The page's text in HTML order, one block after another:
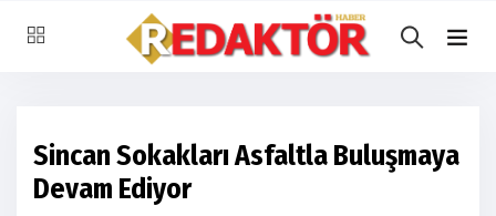
Sincan Sokakları Asfaltla Buluşmaya
Devam Ediyor